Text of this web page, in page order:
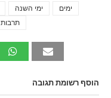
ימי השנה
ימים
תרבות
הוסף רשומת תגובה